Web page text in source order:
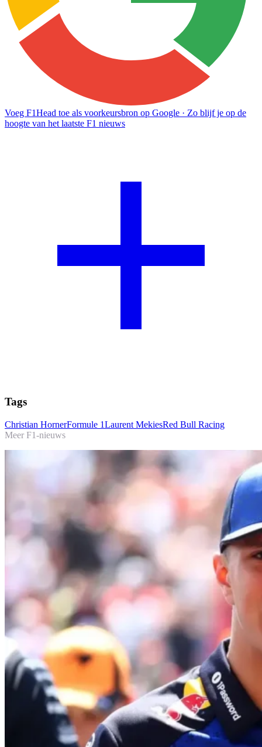
Voeg F1Head toe als voorkeursbron op Google · Zo blijf je op de
hoogte van het laatste F1 nieuws
Tags
Christian HornerFormule 1Laurent MekiesRed Bull Racing
Meer F1-nieuws